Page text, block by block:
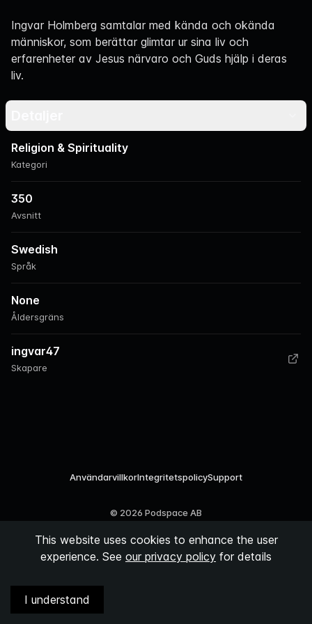
Navigation
Ingvar Holmberg samtalar med kända och okända
människor, som berättar glimtar ur sina liv och
erfarenheter av Jesus närvaro och Guds hjälp i deras
liv.
Kategori
Religion & Spirituality
Avsnitt
350
Språk
Swedish
Åldersgräns
None
Skapare
ingvar47
AnvändarvillkorIntegritetspolicySupport
© 2026 Podspace AB
This website uses cookies to enhance the user
experience. See our privacy policy for details
I understand